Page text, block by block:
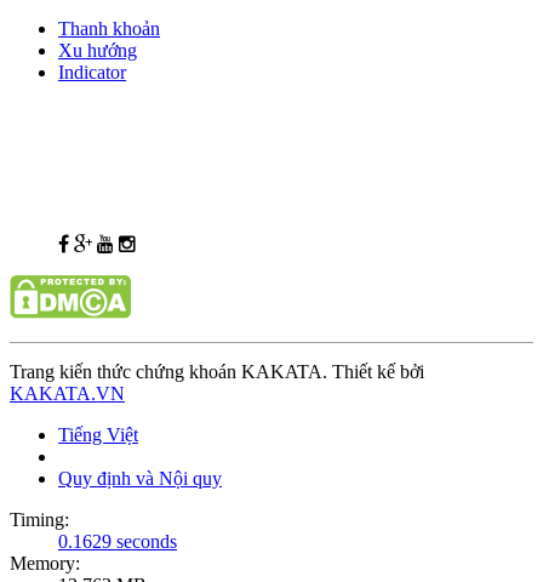
Thanh khoản
Xu hướng
Indicator
Trang kiến thức chứng khoán KAKATA. Thiết kế bởi
KAKATA.VN
Tiếng Việt
Quy định và Nội quy
Timing:
0.1629 seconds
Memory: